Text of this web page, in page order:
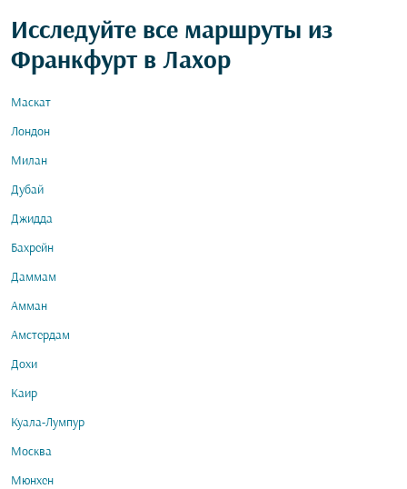
Исследуйте все маршруты из
Франкфурт в Лахор
Маскат
Лондон
Милан
Дубай
Джидда
Бахрейн
Даммам
Амман
Амстердам
Дохи
Каир
Куала-Лумпур
Москва
Мюнхен